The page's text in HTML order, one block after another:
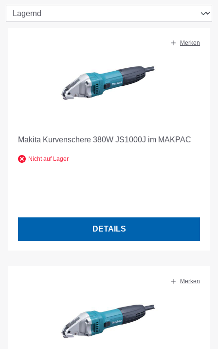
Merken
Makita Kurvenschere 380W JS1000J im MAKPAC
Nicht auf Lager
DETAILS
Merken